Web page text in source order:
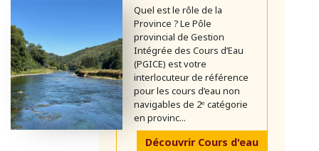
Quel est le rôle de la
Province ? Le Pôle
provincial de Gestion
Intégrée des Cours d’Eau
(PGICE) est votre
interlocuteur de référence
pour les cours d’eau non
navigables de 2ᵉ catégorie
en provinc...
Découvrir Cours d'eau